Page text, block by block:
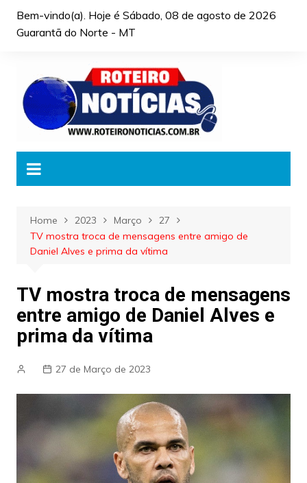
Bem-vindo(a). Hoje é Sábado, 08 de agosto de 2026
Guarantã do Norte - MT
Home 2023 Março
27
TV mostra troca de mensagens entre amigo de
Daniel Alves e prima da vítima
TV mostra troca de mensagens
entre amigo de Daniel Alves e
prima da vítima
27 de Março de 2023